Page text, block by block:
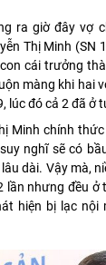
ra giờ đây vợ
Thị Minh (SN
cái trưởng
màng khi hai
lúc đó cả 2 đã ở
Minh chính
nghĩ sẽ có
dài. Vậy mà,
lần nhưng đều
hiện bị lạc nội